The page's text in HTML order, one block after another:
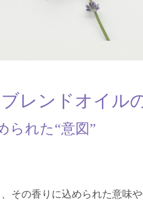
ブレンドオイル
られた“意図”
その香りに込められた意味